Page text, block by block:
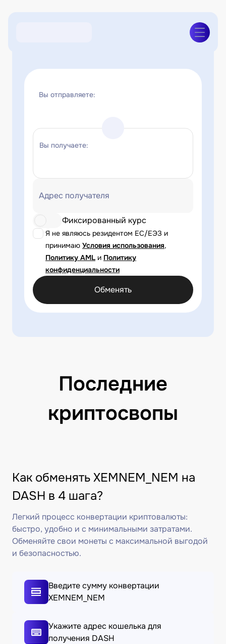
Вы отправляете:
Вы получаете:
Адрес получателя
Я не являюсь резидентом ЕС/ЕЭЗ и
принимаю Условия использования,
Политику AML и Политику
конфиденциальности
Фиксированный курс
Обменять
Последние
криптосвопы
Как обменять XEMNEM_NEM на
DASH в 4 шага?
Легкий процесс конвертации криптовалюты:
быстро, удобно и с минимальными затратами.
Обменяйте свои монеты с максимальной выгодой
и безопасностью.
Введите сумму конвертации
XEMNEM_NEM
Укажите адрес кошелька для
получения DASH